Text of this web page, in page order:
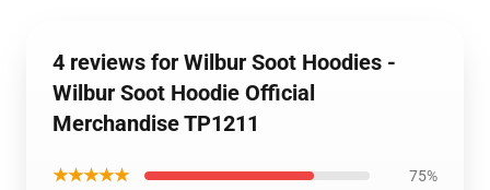
4 reviews for Wilbur Soot Hoodies -
Wilbur Soot Hoodie Official
Merchandise TP1211
★★★★★ 75%